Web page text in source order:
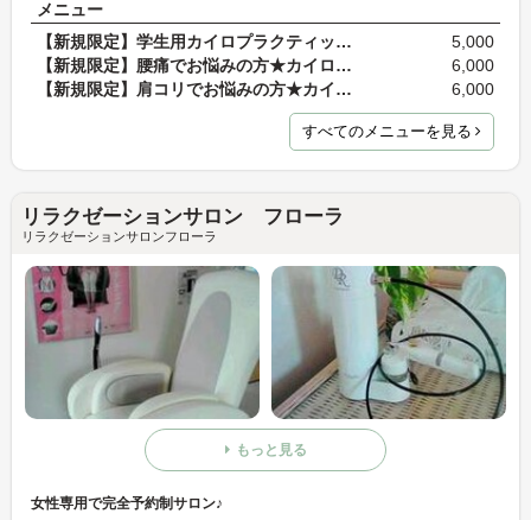
メニュー
【新規限定】学生用カイロプラクティック 90分 【検…
5,000
【新規限定】腰痛でお悩みの方★カイロプラクティック…
6,000
【新規限定】肩コリでお悩みの方★カイロプラクティッ…
6,000
すべてのメニューを見る
リラクゼーションサロン フローラ
リラクゼーションサロンフローラ
もっと見る
女性専用で完全予約制サロン♪